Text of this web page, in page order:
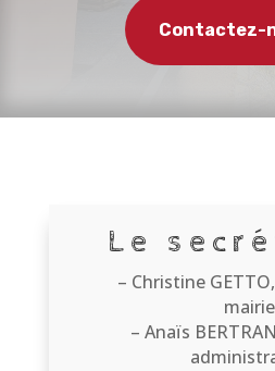
Contactez-
Le
– Christine
mairie
– Anaïs